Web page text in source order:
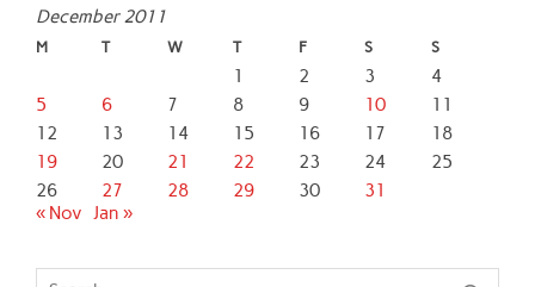
December 2011
M T W T F S S
1 2 3
4
5
6 7 8 9 10
11
12
13 14 15 16 17
18
19
20 21 22 23 24
25
26
27 28 29 30
31
« Nov Jan »